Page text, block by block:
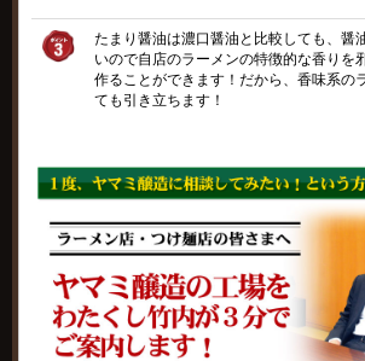
たまり醤油は濃口醤油と比較しても、醤
いので自店のラーメンの特徴的な香りを
作ることができます！だから、香味系の
ても引き立ちます！